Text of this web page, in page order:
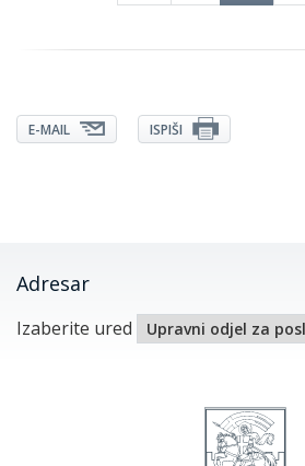
E-MAIL ISPIŠI
Adresar
Izaberite ured